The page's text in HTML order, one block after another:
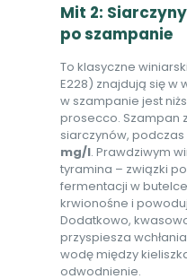
Mit 2:
po szampanie
To klasyczne
E228) znajdują się w
w szampanie jest
prosecco. Szampan
siarczynów,
mg/l. Prawdziwym
tyramina – związki
fermentacji w
krwionośne i
Dodatkowo,
przyspiesza
wodę między
odwodnienie.